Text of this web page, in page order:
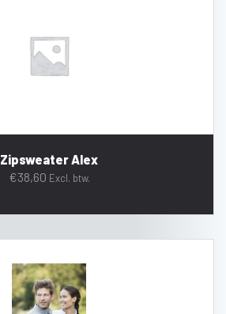
Zipsweater Alex
€38,60 Excl. btw.